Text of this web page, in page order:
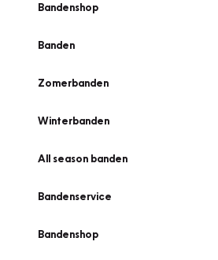
Bandenshop
Banden
Zomerbanden
Winterbanden
All season banden
Bandenservice
Bandenshop